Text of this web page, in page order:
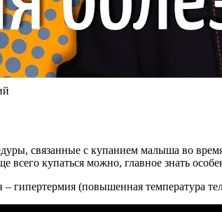
связанные с купанием малыша во
всего купаться можно, главное знать
гипертермия (повышенная температура